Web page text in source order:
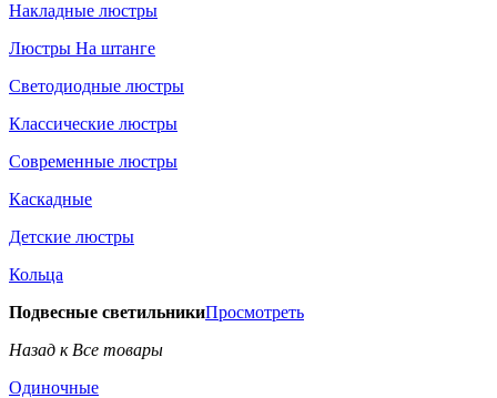
Накладные люстры
Люстры На штанге
Светодиодные люстры
Классические люстры
Современные люстры
Каскадные
Детские люстры
Кольца
Подвесные светильникиПросмотреть
Назад к Все товары
Одиночные